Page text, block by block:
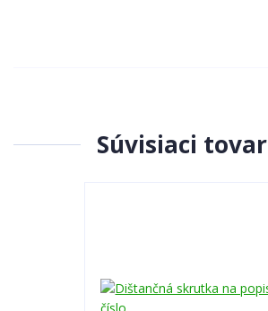
Súvisiaci tovar